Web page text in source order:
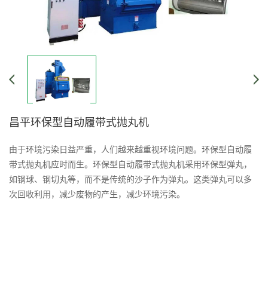
昌平环保型自动履带式抛丸机
由于环境污染日益严重，人们越来越重视环境问题。环保型自动履
带式抛丸机应时而生。环保型自动履带式抛丸机采用环保型弹丸，
如钢球、钢切丸等，而不是传统的沙子作为弹丸。这类弹丸可以多
次回收利用，减少废物的产生，减少环境污染。